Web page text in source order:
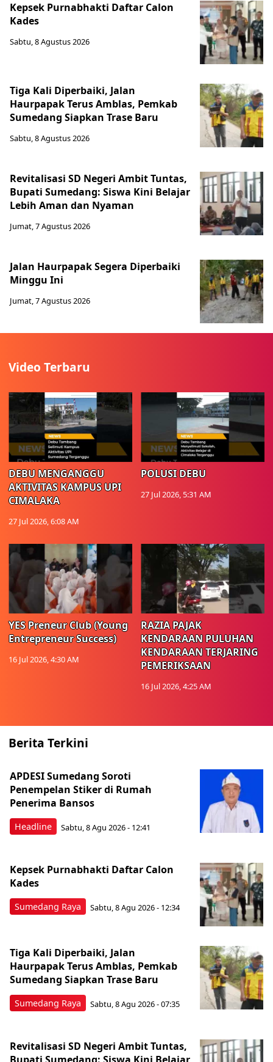
Kepsek Purnabhakti Daftar Calon
Kades
Sabtu, 8 Agustus 2026
Tiga Kali Diperbaiki, Jalan
Haurpapak Terus Amblas, Pemkab
Sumedang Siapkan Trase Baru
Sabtu, 8 Agustus 2026
Revitalisasi SD Negeri Ambit Tuntas,
Bupati Sumedang: Siswa Kini Belajar
Lebih Aman dan Nyaman
Jumat, 7 Agustus 2026
Jalan Haurpapak Segera Diperbaiki
Minggu Ini
Jumat, 7 Agustus 2026
Video Terbaru
DEBU MENGANGGU
AKTIVITAS KAMPUS UPI
CIMALAKA
27 Jul 2026, 6:08 AM
POLUSI DEBU
27 Jul 2026, 5:31 AM
YES Preneur Club (Young
Entrepreneur Success)
16 Jul 2026, 4:30 AM
RAZIA PAJAK
KENDARAAN PULUHAN
KENDARAAN TERJARING
PEMERIKSAAN
16 Jul 2026, 4:25 AM
Berita Terkini
Headline
APDESI Sumedang Soroti
Penempelan Stiker di Rumah
Penerima Bansos
Sabtu, 8 Agu 2026 - 12:41
Sumedang Raya
Kepsek Purnabhakti Daftar Calon
Kades
Sabtu, 8 Agu 2026 - 12:34
Sumedang Raya
Tiga Kali Diperbaiki, Jalan
Haurpapak Terus Amblas, Pemkab
Sumedang Siapkan Trase Baru
Sabtu, 8 Agu 2026 - 07:35
Revitalisasi SD Negeri Ambit Tuntas,